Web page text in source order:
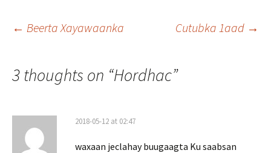
Post
navigation
← Beerta Xayawaanka Cutubka 1aad →
3 thoughts on “Hordhac”
2018-05-12 at 02:47
waxaan jeclahay buugaagta Ku saabsan